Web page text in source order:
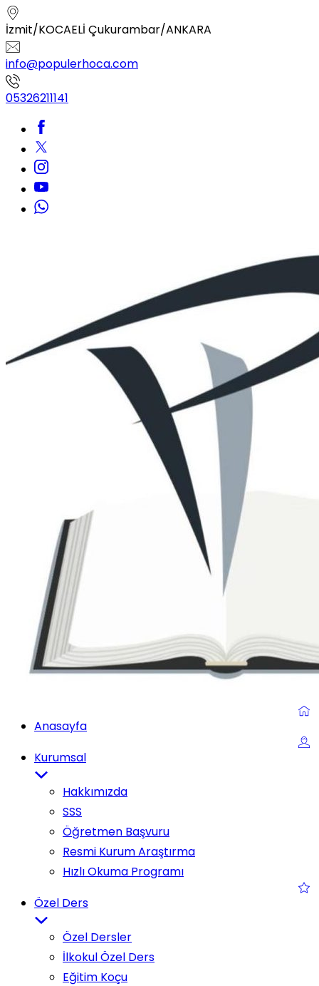
İzmit/KOCAELİ Çukurambar/ANKARA
info@populerhoca.com
05326211141
Anasayfa
Kurumsal
Hakkımızda
SSS
Öğretmen Başvuru
Resmi Kurum Araştırma
Hızlı Okuma Programı
Özel Ders
Özel Dersler
İlkokul Özel Ders
Eğitim Koçu